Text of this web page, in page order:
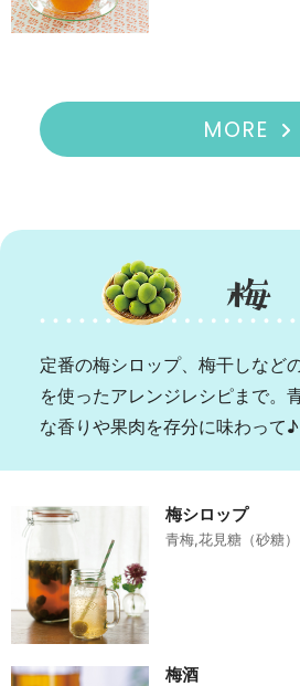
MORE
定番の梅シロップ、梅干しなど
を使ったアレンジレシピまで。
な香りや果肉を存分に味わって♪
梅シロップ
青梅,花見糖（砂糖）
梅酒